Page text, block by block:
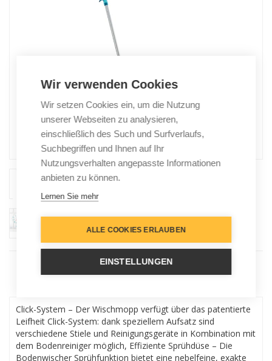
Click-System – Der Wischmopp verfügt über das patentierte
Leifheit Click-System: dank speziellem Aufsatz sind
verschiedene Stiele und Reinigungsgeräte in Kombination mit
dem Bodenreiniger möglich, Effiziente Sprühdüse – Die
Bodenwischer Sprühfunktion bietet eine nebelfeine, exakte
Wir verwenden Cookies
Wir setzen Cookies ein, um die Nutzung
unserer Webseiten zu analysieren,
einschließlich des Such und Surfverlaufs,
Suchbegriffen und Ihnen auf Ihr
Nutzungsverhalten angepasste Informationen
anbieten zu können.
Lernen Sie mehr
ALLE COOKIES ERLAUBEN
EINSTELLUNGEN